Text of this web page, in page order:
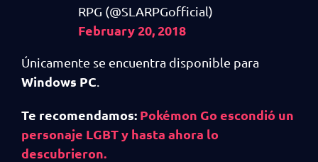
RPG (@SLARPGofficial)
February 20, 2018
Únicamente se encuentra disponible para
Windows PC
Te recomendamos: Pokémon Go escondió un
personaje LGBT y hasta ahora lo
descubrieron.